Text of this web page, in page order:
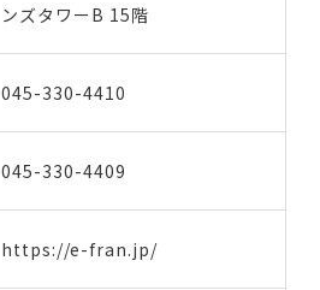
ンズタワーB 15階
045-330-4410
045-330-4409
https://e-fran.jp/